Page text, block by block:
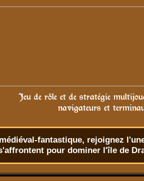
Jeu de rôle et de stratégie
navigateurs et
médiéval-fantastique, rejoignez
pour dominer l'île de